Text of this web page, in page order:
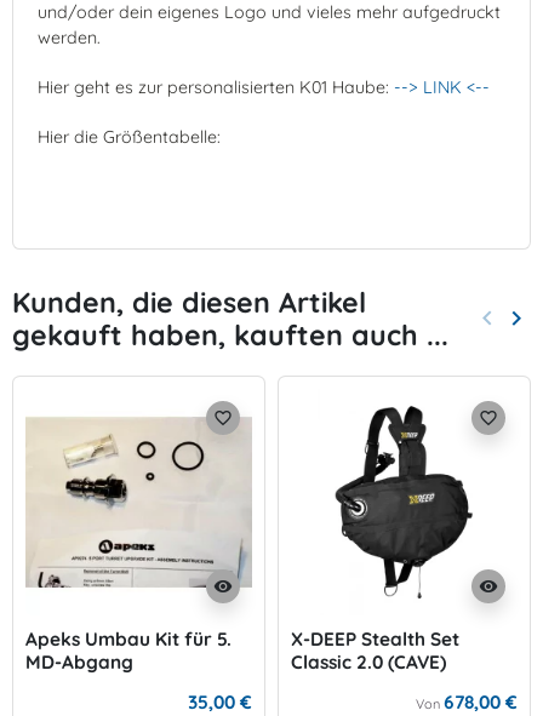
und/oder dein eigenes Logo und vieles mehr aufgedruckt
werden.
Hier geht es zur personalisierten K01 Haube: --> LINK <--
Hier die Größentabelle:
Kunden, die diesen Artikel
gekauft haben, kauften auch ...
Zurück
keyboard_arrow_left keyboard_arrow_right
visibility
favorite_border
Apeks Umbau Kit für 5.
MD-Abgang
35,00 €
visibility
favorite_border
X-DEEP Stealth Set
Classic 2.0 (CAVE)
Von 678,00 €